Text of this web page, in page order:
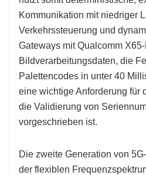
Kommunikation mit niedriger
Verkehrssteuerung und
Gateways mit Qualcomm
Bildverarbeitungsdaten, die
Palettencodes in unter 40
eine wichtige Anforderung für
die Validierung von
vorgeschrieben ist.
Die zweite Generation von
der flexiblen